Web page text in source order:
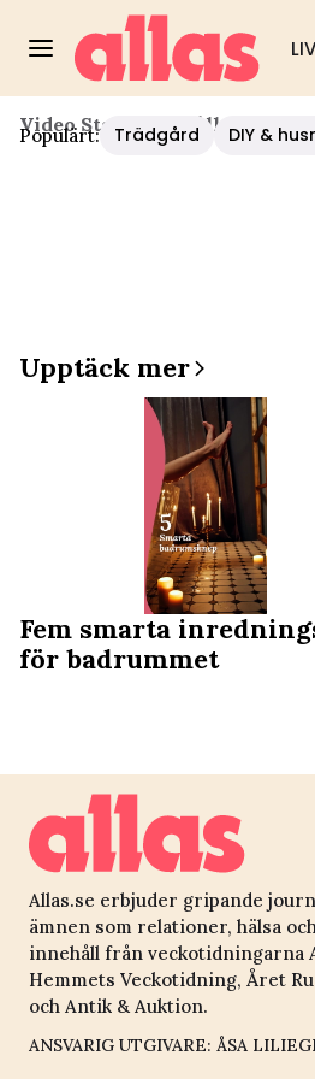
Populärt: Trädgård DIY &
Video Start / Hushåll/diy/10
Upptäck mer
Fem smarta
för badrummet
Allas.se erbjuder gripande
ämnen som relationer, hälsa
innehåll från veckotidningarna
Hemmets Veckotidning, Året
och Antik & Auktion.
ANSVARIG UTGIVARE: ÅSA